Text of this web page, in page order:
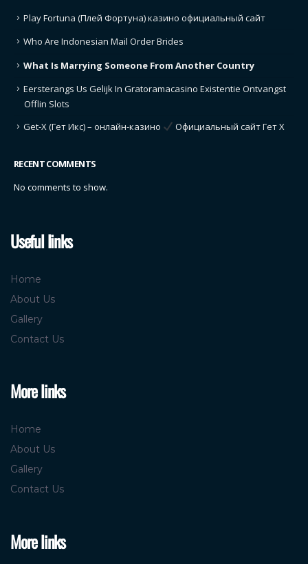
Play Fortuna (Плей Фортуна) казино официальный сайт
Who Are Indonesian Mail Order Brides
What Is Marrying Someone From Another Country
Eersterangs Us Gelijk In Gratoramacasino Existentie Ontvangst
Offlin Slots
Get-X (Гет Икс) – онлайн-казино
Официальный сайт Гет Х
RECENT COMMENTS
No comments to show.
Useful links
Home
About Us
Gallery
Contact Us
More links
Home
About Us
Gallery
Contact Us
More links